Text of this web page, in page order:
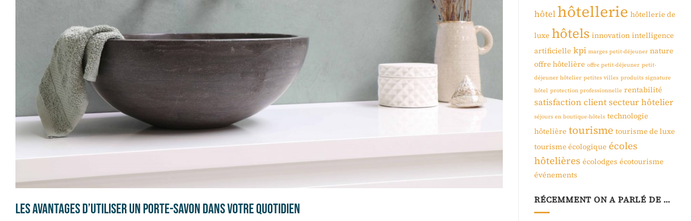
Les avantages d’utiliser un porte-savon dans votre quotidien
hôtel hôtellerie hôtellerie de
luxe hôtels innovation intelligence
artificielle kpi marges petit-déjeuner nature
offre hôtelière offre petit-déjeuner petit-
déjeuner hôtelier petites villes produits signature
hôtel protection professionnelle rentabilité
satisfaction clientsecteur hôtelier
séjours en boutique-hôtels technologie
hôtelière tourisme tourisme de luxe
tourisme écologique écoles
hôtelières écolodges écotourisme
événements
RÉCEMMENT ON A PARLÉ DE …